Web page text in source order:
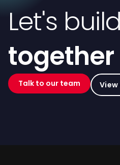
Let's
together
Talk to our team